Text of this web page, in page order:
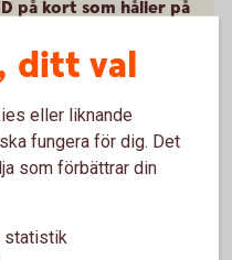
på kort som håller på
kod) på mitt BankID
Vad ska jag göra?
ditt val
eller liknande
fungera för dig. Det
som förbättrar din
statistik